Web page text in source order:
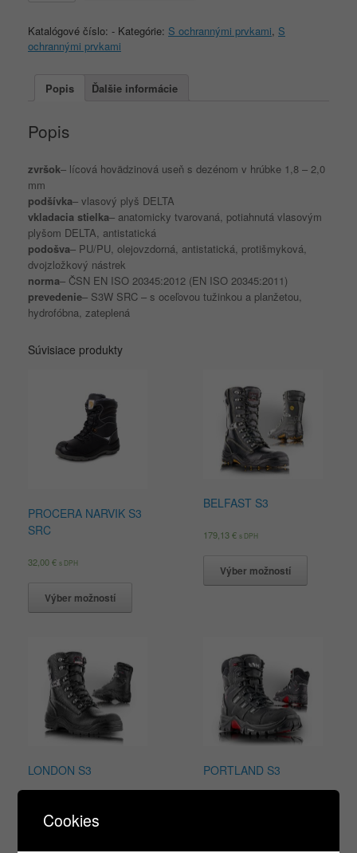
Katalógové číslo: - Kategórie: S ochrannými prvkami, S
ochrannými prvkami
Popis Ďalšie informácie
Popis
zvršok– lícová hovädzinová useň s dezénom v hrúbke 1,8 – 2,0
mm
podšívka– vlasový plyš DELTA
vkladacia stielka– anatomicky tvarovaná, potiahnutá vlasovým
plyšom DELTA, antistatická
podošva– PU/PU, olejovzdorná, antistatická, protišmyková,
dvojzložkový nástrek
norma– ČSN EN ISO 20345:2012 (EN ISO 20345:2011)
prevedenie– S3W SRC – s oceľovou tužinkou a planžetou,
hydrofóbna, zateplená
Súvisiace produkty
PROCERA NARVIK S3
SRC
32,00€ s DPH
Výber možností
BELFAST S3
179,13€ s DPH
Výber možností
LONDON S3 PORTLAND S3
Cookies